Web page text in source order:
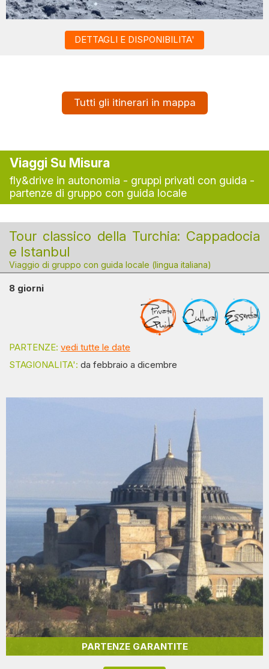
DETTAGLI E DISPONIBILITA'
Tutti gli itinerari in mappa
Viaggi Su Misura
fly&drive in autonomia - gruppi privati con guida -
partenze di gruppo con guida locale
Tour classico della Turchia: Cappadocia
e Istanbul
Viaggio di gruppo con guida locale (lingua italiana)
8 giorni
PARTENZE: vedi tutte le date
STAGIONALITA': da febbraio a dicembre
PARTENZE GARANTITE